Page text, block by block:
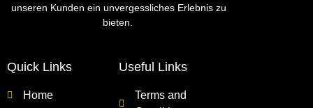
unseren Kunden ein unvergessliches Erlebnis zu
bieten.
Quick Links
Home
Useful Links
Terms and